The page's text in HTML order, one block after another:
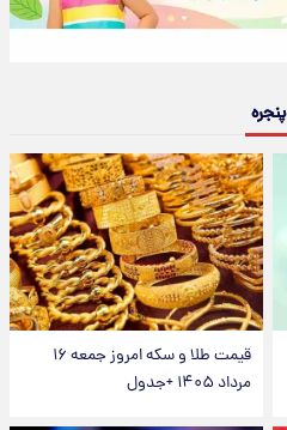
پنجره
قیمت طلا و سکه امروز جمعه ۱۶
مرداد ۱۴۰۵ +جدول